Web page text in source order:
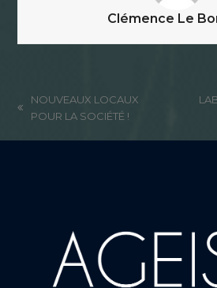
Clémence Le
previous
NOUVEAUX LOCAUX
POUR LA SOCIÉTÉ !